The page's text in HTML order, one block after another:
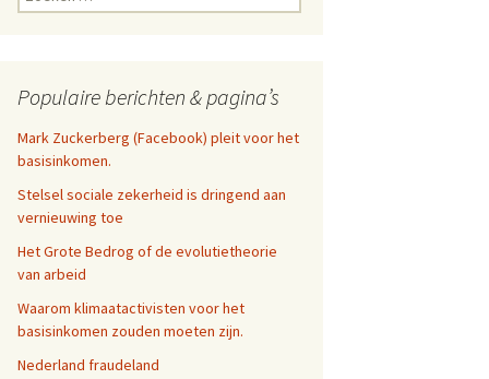
naar:
Populaire berichten & pagina’s
Mark Zuckerberg (Facebook) pleit voor het
basisinkomen.
Stelsel sociale zekerheid is dringend aan
vernieuwing toe
Het Grote Bedrog of de evolutietheorie
van arbeid
Waarom klimaatactivisten voor het
basisinkomen zouden moeten zijn.
Nederland fraudeland